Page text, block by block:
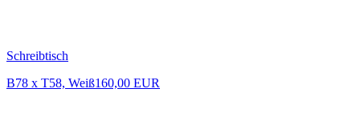
Schreibtisch
B78 x T58, Weiß160,00 EUR